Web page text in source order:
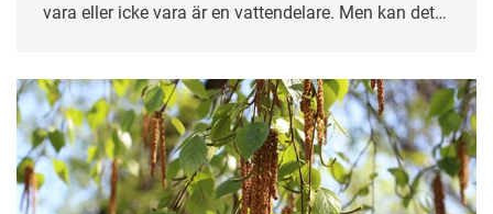
vara eller icke vara är en vattendelare. Men kan det